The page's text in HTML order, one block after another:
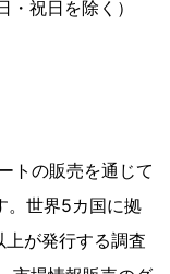
祝日を除く）
トの販売を通じて
。世界5カ国に拠
が発行する調査